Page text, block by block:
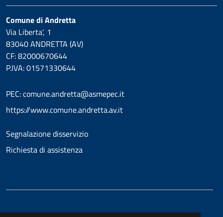
Comune di Andretta
Via Liberta', 1
83040 ANDRETTA (AV)
CF: 82000670644
P.IVA: 01571330644
PEC: comune.andretta@asmepec.it
https://www.comune.andretta.av.it
Segnalazione disservizio
Richiesta di assistenza